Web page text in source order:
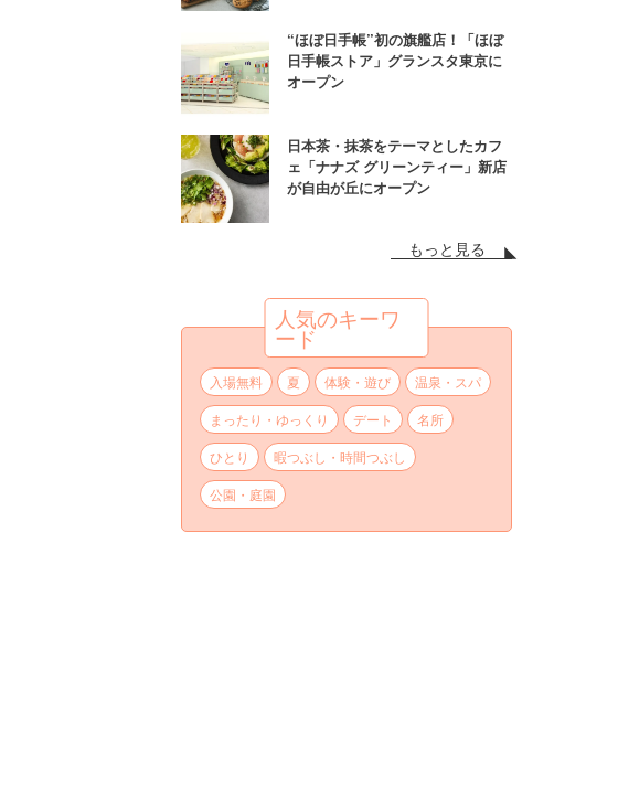
“ほぼ日手帳”初の旗艦店！「ほぼ
日手帳ストア」グランスタ東京に
オープン
日本茶・抹茶をテーマとしたカフ
ェ「ナナズ グリーンティー」新店
が自由が丘にオープン
もっと見る
人気のキーワ
ード
入場無料 夏 体験・遊び
温泉・スパ
まったり・ゆっくり
デート
名所
ひとり
暇つぶし・時間つぶし
公園・庭園